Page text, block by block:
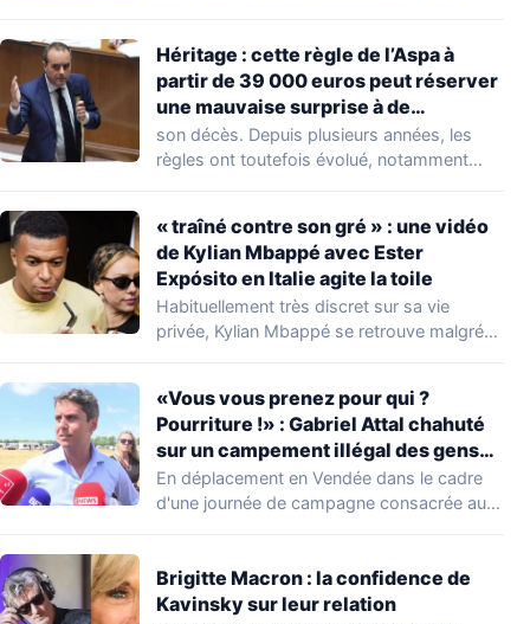
Héritage : cette règle de l’Aspa à
partir de 39 000 euros peut réserver
une mauvaise surprise à de
nombreuses familles
son décès. Depuis plusieurs années, les
règles ont toutefois évolué, notamment
« traîné contre son gré » : une vidéo
de Kylian Mbappé avec Ester
Expósito en Italie agite la toile
Habituellement très discret sur sa vie
privée, Kylian Mbappé se retrouve malgré
«Vous vous prenez pour qui ?
Pourriture !» : Gabriel Attal chahuté
sur un campement illégal des gens
du voyage
En déplacement en Vendée dans le cadre
d'une journée de campagne consacrée aux
Brigitte Macron : la confidence de
Kavinsky sur leur relation